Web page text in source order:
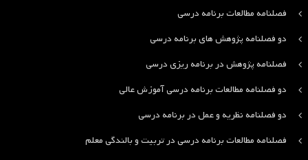
فصلنامه مطالعات برنامه درسی
دو فصلنامه پژوهش های برنامه درسی
فصلنامه پژوهش در برنامه ریزی درسی
دو فصلنامه مطالعات برنامه درسی آموزش عالی
دو فصلنامه نظریه و عمل در برنامه درسی
فصلنامه مطالعات برنامه درسی در تربیت و بالندگی معلم